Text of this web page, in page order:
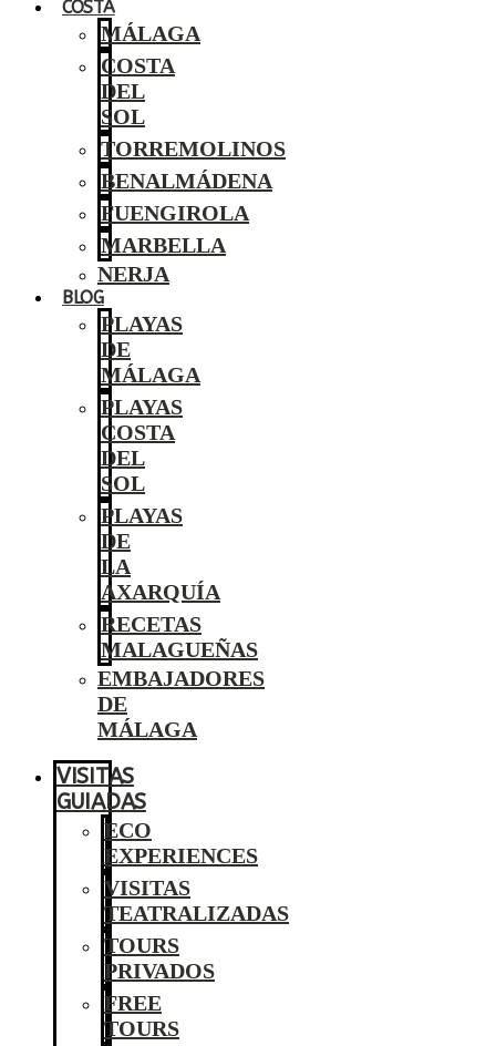
COSTA
MÁLAGA
COSTA
DEL
SOL
TORREMOLINOS
BENALMÁDENA
FUENGIROLA
MARBELLA
NERJA
BLOG
PLAYAS
DE
MÁLAGA
PLAYAS
COSTA
DEL
SOL
PLAYAS
DE
LA
AXARQUÍA
RECETAS
MALAGUEÑAS
EMBAJADORES
DE
MÁLAGA
VISITAS
GUIADAS
ECO
EXPERIENCES
VISITAS
TEATRALIZADAS
TOURS
PRIVADOS
FREE
TOURS